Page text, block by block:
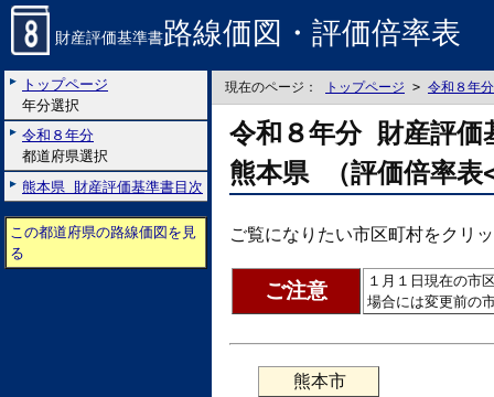
財産評価基準書路線価図・評価倍率表
トップページ
年分選択
令和８年分
都道府県選択
熊本県 財産評価基準書目次
この都道府県の路線価図を見
る
現在のページ： トップページ > 令和８年分
令和８年分 財産評価
熊本県 （評価倍率表
ご覧になりたい市区町村をクリ
ご注意
１月１日現在の市
場合には変更前の
熊本市